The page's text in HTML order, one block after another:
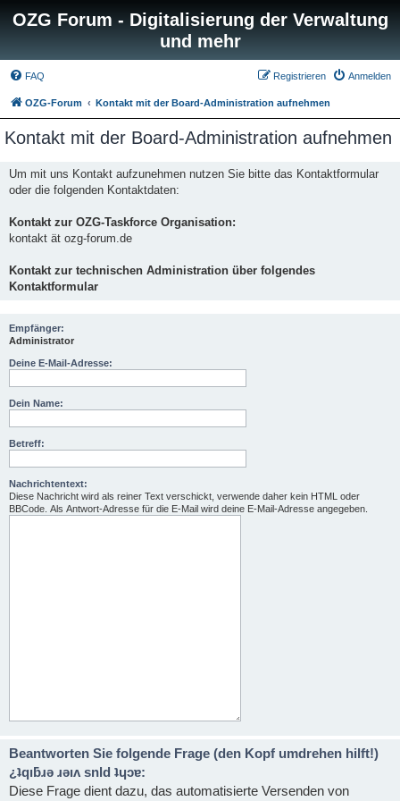
OZG Forum - Digitalisierung der Verwaltung
und mehr
FAQ Anmelden
Registrieren
OZG-Forum Kontakt mit der Board-Administration aufnehmen
Kontakt mit der Board-Administration aufnehmen
Um mit uns Kontakt aufzunehmen nutzen Sie bitte das Kontaktformular
oder die folgenden Kontaktdaten:
Kontakt zur OZG-Taskforce Organisation:
kontakt ät ozg-forum.de
Kontakt zur technischen Administration über folgendes
Kontaktformular
Empfänger:
Administrator
Deine E-Mail-Adresse:
Dein Name:
Betreff:
Nachrichtentext:
Diese Nachricht wird als reiner Text verschickt, verwende daher kein HTML oder
BBCode. Als Antwort-Adresse für die E-Mail wird deine E-Mail-Adresse angegeben.
Beantworten Sie folgende Frage (den Kopf umdrehen hilft!)
¿ʇqıƃɹǝ ɹǝıʌ snld ʇɥɔɐ:
Diese Frage dient dazu, das automatisierte Versenden von